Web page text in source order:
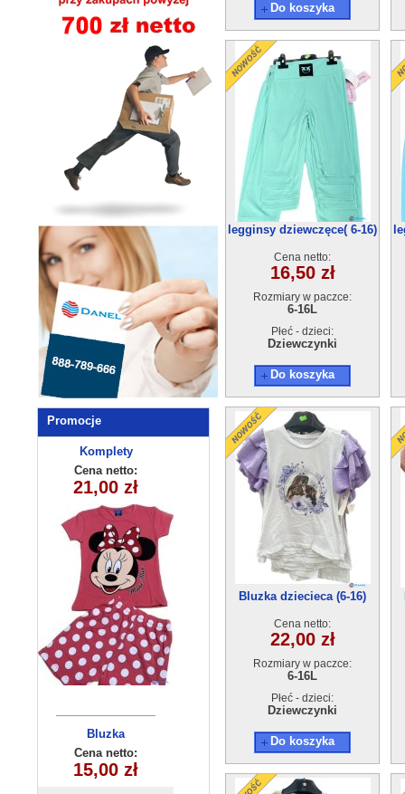
Promocje
Komplety
dziecięce
(3/4-9/10 )
5szt
Cena netto:
21,00 zł
Bluzka
dziecięca
180626-16(6-16)
6szt
Cena netto:
15,00 zł
sukienka
dziewczęca
(5-8)4szt
Cena netto:
12,00 zł
Komplety
dziecięce (5-8
) 4szt
Cena netto:
15,50 zł
Do koszyka
legginsy dziewczęce( 6-16)
Cena netto:
16,50 zł
Rozmiary w paczce:
6-16L
Płeć - dzieci:
Dziewczynki
Do koszyka
Bluzka dziecieca (6-16)
Cena netto:
22,00 zł
Rozmiary w paczce:
6-16L
Płeć - dzieci:
Dziewczynki
Do koszyka